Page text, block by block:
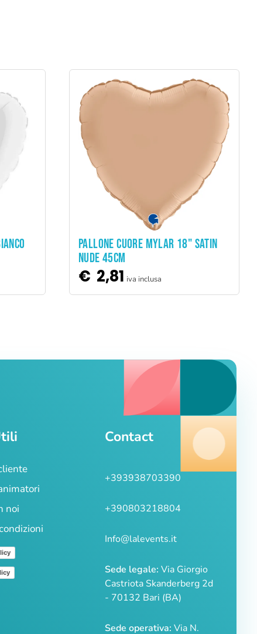
ADD TO CART
PALLONE CUORE MYLAR 18" SATIN
NUDE 45CM
€ 2,81 iva inclusa
noi
Contact
+393938703390
+390803218804
Info@lalevents.it
Sede legale: Via Giorgio
Castriota Skanderberg 2d
- 70132 Bari (BA)
Sede operativa: Via N.